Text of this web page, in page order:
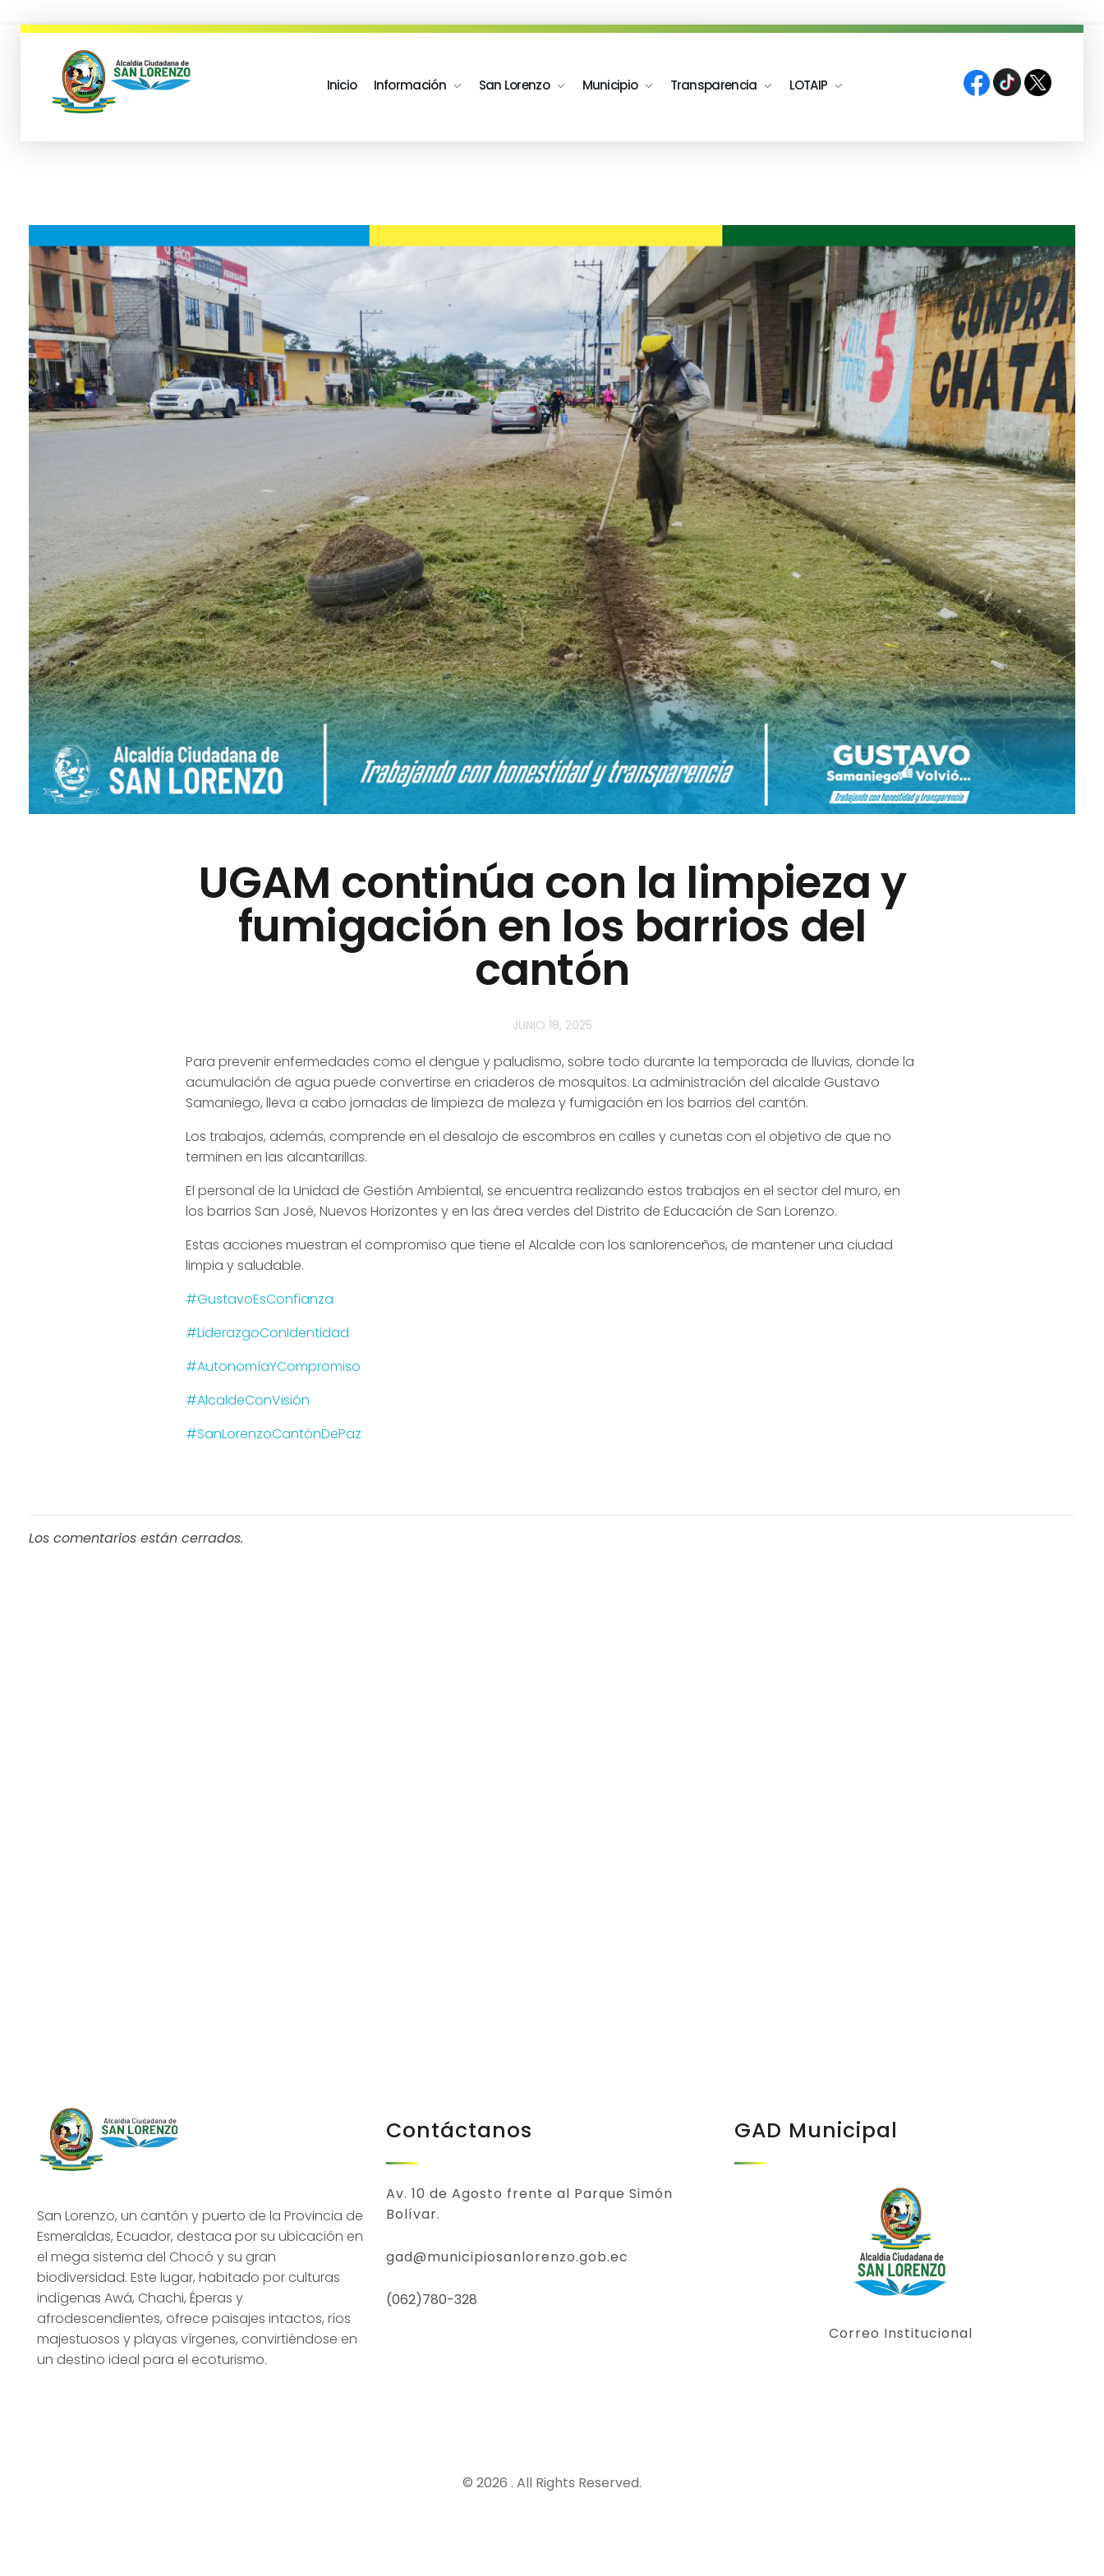
Inicio Información San Lorenzo Municipio Transparencia LOTAIP
UGAM continúa con la limpieza y
fumigación en los barrios del
cantón
JUNIO 18, 2025
Para prevenir enfermedades como el dengue y paludismo, sobre todo durante la temporada de lluvias, donde la
acumulación de agua puede convertirse en criaderos de mosquitos. La administración del alcalde Gustavo
Samaniego, lleva a cabo jornadas de limpieza de maleza y fumigación en los barrios del cantón.
Los trabajos, además, comprende en el desalojo de escombros en calles y cunetas con el objetivo de que no
terminen en las alcantarillas.
El personal de la Unidad de Gestión Ambiental, se encuentra realizando estos trabajos en el sector del muro, en
los barrios San José, Nuevos Horizontes y en las área verdes del Distrito de Educación de San Lorenzo.
Estas acciones muestran el compromiso que tiene el Alcalde con los sanlorenceños, de mantener una ciudad
limpia y saludable.
#GustavoEsConfianza
#LiderazgoConIdentidad
#AutonomíaYCompromiso
#AlcaldeConVisión
#SanLorenzoCantónDePaz
Los comentarios están cerrados.
San Lorenzo, un cantón y puerto de la Provincia de
Esmeraldas, Ecuador, destaca por su ubicación en
el mega sistema del Chocó y su gran
biodiversidad. Este lugar, habitado por culturas
indígenas Awá, Chachi, Éperas y
afrodescendientes, ofrece paisajes intactos, ríos
majestuosos y playas vírgenes, convirtiéndose en
un destino ideal para el ecoturismo.
Contáctanos
Av. 10 de Agosto frente al Parque Simón
Bolívar.
gad@municipiosanlorenzo.gob.ec
(062)780-328
GAD Municipal
Correo Institucional
© 2026 . All Rights Reserved.